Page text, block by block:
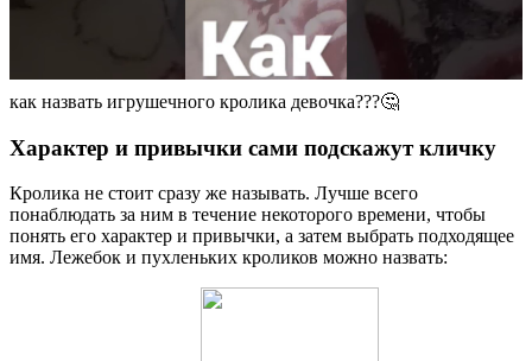
как назвать игрушечного кролика девочка???🤔
Характер и привычки сами подскажут кличку
Кролика не стоит сразу же называть. Лучше всего
понаблюдать за ним в течение некоторого времени, чтобы
понять его характер и привычки, а затем выбрать подходящее
имя. Лежебок и пухленьких кроликов можно назвать: